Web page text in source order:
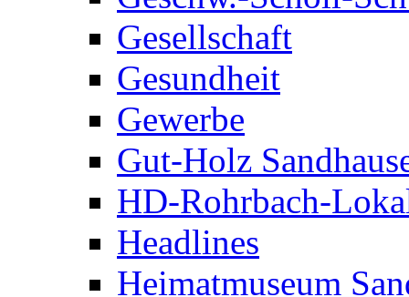
Gesellschaft
Gesundheit
Gewerbe
Gut-Holz
HD-Rohrbach-
Headlines
Heimatmuseum